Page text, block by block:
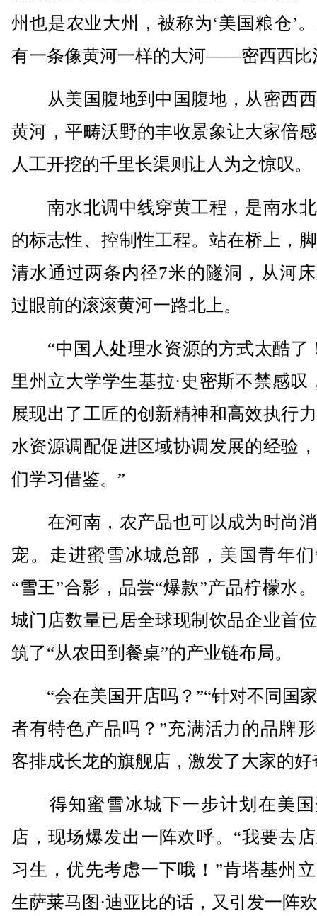
州也是农业大州，被称为‘美国粮仓’
有一条像黄河一样的大河——密西西比
从美国腹地到中国腹地，从密西
黄河，平畴沃野的丰收景象让大家倍
人工开挖的千里长渠则让人为之惊叹。
南水北调中线穿黄工程，是南水
的标志性、控制性工程。站在桥上，
清水通过两条内径7米的隧洞，从河
过眼前的滚滚黄河一路北上。
“中国人处理水资源的方式太酷了
里州立大学学生基拉·史密斯不禁感叹
展现出了工匠的创新精神和高效执行
水资源调配促进区域协调发展的经验
们学习借鉴。”
在河南，农产品也可以成为时尚
宠。走进蜜雪冰城总部，美国青年
“雪王”合影，品尝“爆款”产品柠檬水
城门店数量已居全球现制饮品企业首
筑了“从农田到餐桌”的产业链布局。
“会在美国开店吗？”“针对不同国
者有特色产品吗？”充满活力的品牌
客排成长龙的旗舰店，激发了大家的好
得知蜜雪冰城下一步计划在美国
店，现场爆发出一阵欢呼。“我要去
习生，优先考虑一下哦！”肯塔基州
生萨莱马图·迪亚比的话，又引发一阵